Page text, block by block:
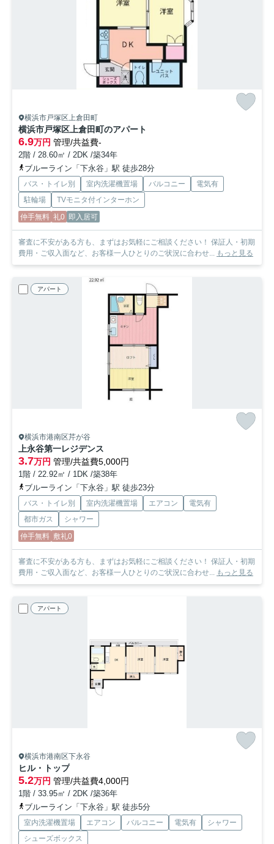
横浜市戸塚区上倉田町
横浜市戸塚区上倉田町のアパート
6.9万円 管理/共益費-
2階 / 28.60㎡ / 2DK /築34年
ブルーライン「下永谷」駅 徒歩28分
バス・トイレ別 室内洗濯機置場 バルコニー
電気有
駐輪場
TVモニタ付インターホン
仲手無料 礼0 即入居可
審査に不安がある方も、まずはお気軽にご相談ください！ 保証人・初期
費用・ご収入面など、お客様一人ひとりのご状況に合わせ... もっと見る
アパート
横浜市港南区芹が谷
上永谷第一レジデンス
3.7万円 管理/共益費5,000円
1階 / 22.92㎡ / 1DK /築38年
ブルーライン「下永谷」駅 徒歩23分
バス・トイレ別 室内洗濯機置場 エアコン
電気有
都市ガス
シャワー
仲手無料 敷礼0
審査に不安がある方も、まずはお気軽にご相談ください！ 保証人・初期
費用・ご収入面など、お客様一人ひとりのご状況に合わせ... もっと見る
アパート
横浜市港南区下永谷
ヒル・トップ
5.2万円 管理/共益費4,000円
1階 / 33.95㎡ / 2DK /築36年
ブルーライン「下永谷」駅 徒歩5分
室内洗濯機置場 エアコン バルコニー 電気有
シャワー
シューズボックス